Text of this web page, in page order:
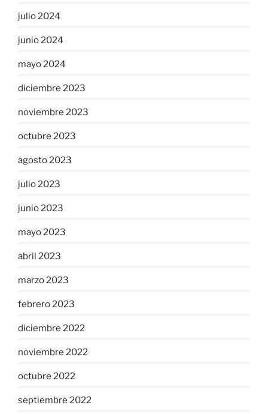
julio 2024
junio 2024
mayo 2024
diciembre 2023
noviembre 2023
octubre 2023
agosto 2023
julio 2023
junio 2023
mayo 2023
abril 2023
marzo 2023
febrero 2023
diciembre 2022
noviembre 2022
octubre 2022
septiembre 2022